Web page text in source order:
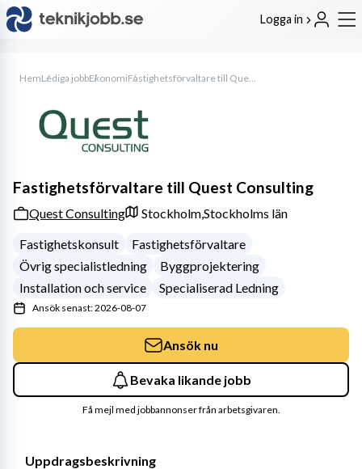
Logga in
HemLediga jobbEkonomi Fastighetsförvaltare till Quest Consulting
Uppdragsbeskrivning
Fastighetsförvaltare till Quest Consulting
Quest Consulting Stockholm,Stockholms län
Fastighetskonsult
Fastighetsförvaltare
Övrig specialistledning
Byggprojektering
Installation och service
Specialiserad Ledning
Ansök senast: 2026-08-07
Ansök nu
Bevaka likande jobb
Få mejl med jobbannonser från arbetsgivaren.